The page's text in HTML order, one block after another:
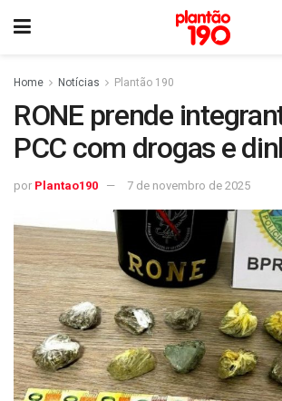
Home Notícias Plantão 190
RONE prende
PCC com drogas e
por Plantao190 7 de novembro de 2025